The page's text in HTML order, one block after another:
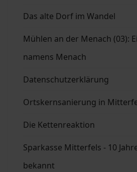
Das alte Dorf im Wandel
Mühlen an der Menach (03):
namens Menach
Datenschutzerklärung
Ortskernsanierung in
Die Kettenreaktion
Sparkasse Mitterfels - 10
bekannt